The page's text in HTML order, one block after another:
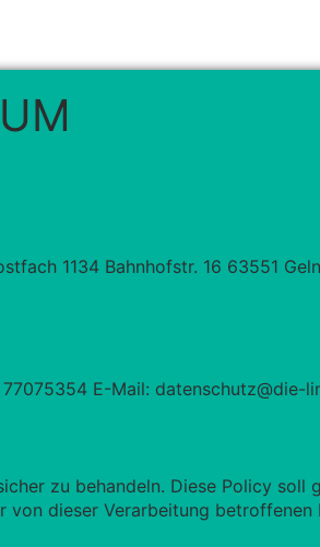
1134 Bahnhofstr. 16 63551
E-Mail: datenschutz@die-
zu behandeln. Diese Policy soll
dieser Verarbeitung betroffenen